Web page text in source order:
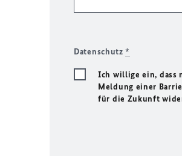
Datenschutz*
Ich willige ein, dass
Meldung einer
für die Zukunft